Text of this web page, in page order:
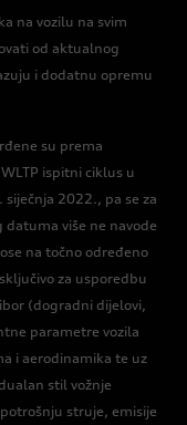
na vozilu na svim
od aktualnog
i dodatnu opremu
su prema
ispitni ciklus u
2022., pa se za
više ne navode
na točno određeno
za usporedbu
(dogradni dijelovi,
parametre vozila
i aerodinamika te uz
stil vožnje
struje, emisije